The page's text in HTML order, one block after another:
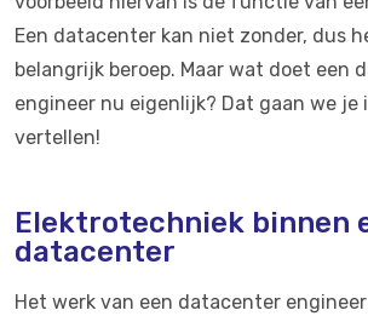
Een datacenter kan niet zonder, dus
belangrijk beroep. Maar wat doet een
engineer nu eigenlijk? Dat gaan we je
vertellen!
Elektrotechniek binnen
datacenter
Het werk van een datacenter